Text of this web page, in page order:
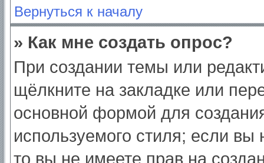
Вернуться к началу
» Как мне создать опрос?
При создании темы или
щёлкните на закладке или
основной формой для
используемого стиля; если
то вы не имеете прав на